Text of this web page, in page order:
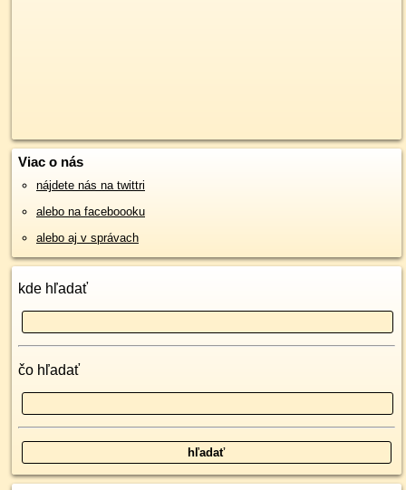
Viac o nás
nájdete nás na twittri
alebo na faceboooku
alebo aj v správach
kde hľadať
čo hľadať